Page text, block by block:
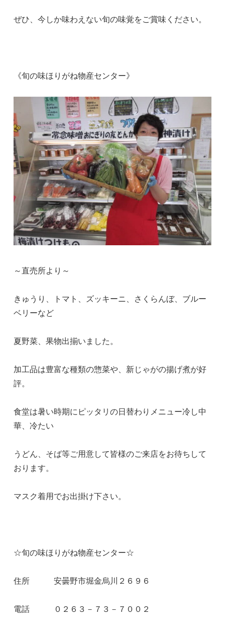
ぜひ、今しか味わえない旬の味覚をご賞味ください。
《旬の味ほりがね物産センター》
～直売所より～
きゅうり、トマト、ズッキーニ、さくらんぼ、ブルー
ベリーなど
夏野菜、果物出揃いました。
加工品は豊富な種類の惣菜や、新じゃがの揚げ煮が好
評。
食堂は暑い時期にピッタリの日替わりメニュー冷し中
華、冷たい
うどん、そば等ご用意して皆様のご来店をお待ちして
おります。
マスク着用でお出掛け下さい。
☆旬の味ほりがね物産センター☆
住所 安曇野市堀金烏川２６９６
電話 ０２６３－７３－７００２